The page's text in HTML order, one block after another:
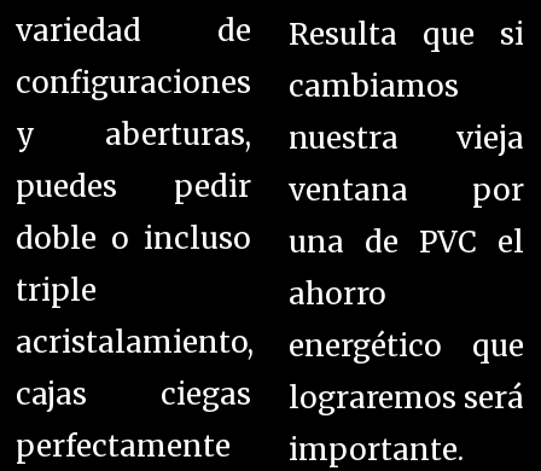
variedad de
configuraciones
y aberturas,
puedes pedir
doble o incluso
triple
acristalamiento,
cajas ciegas
perfectamente
Resulta que si
cambiamos
nuestra vieja
ventana por
una de PVC el
ahorro
energético que
lograremos será
importante.